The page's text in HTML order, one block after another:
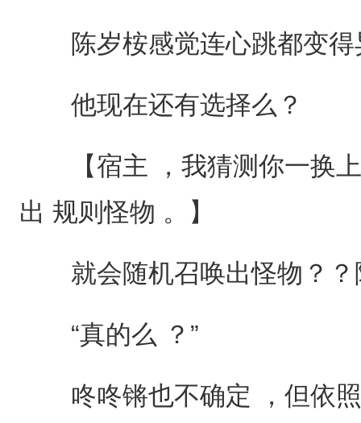
陈岁桉感觉连心跳都变得
他现在还有选择么？
【宿主 ，我猜测你一换上
出 规则怪物 。】
就会随机召唤出怪物？？
“真的么 ？”
咚咚锵也不确定 ，但依照